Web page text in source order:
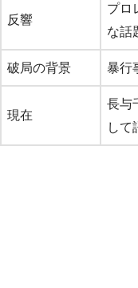
反響
プロ
な話
破局の背景 暴行
現在
長与
して